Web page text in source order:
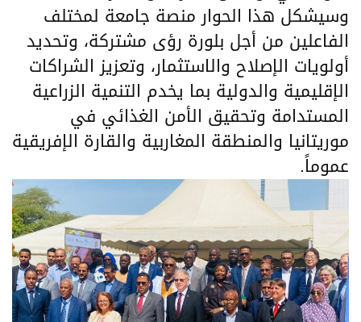
وسيشكل هذا الحوار منصة جامعة لمختلف
الفاعلين من أجل بلورة رؤى مشتركة، وتحديد
أولويات الإصلاح والاستثمار، وتعزيز الشراكات
الإقليمية والدولية بما يخدم التنمية الزراعية
المستدامة وتحقيق الأمن الغذائي في
موريتانيا والمنطقة المغاربية والقارة الإفريقية
عموماً.